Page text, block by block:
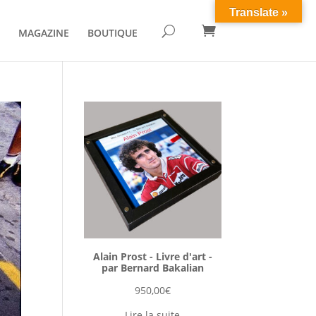
MAGAZINE BOUTIQUE U 
Alain Prost - Livre d'art -
par Bernard Bakalian
950,00€
Translate »